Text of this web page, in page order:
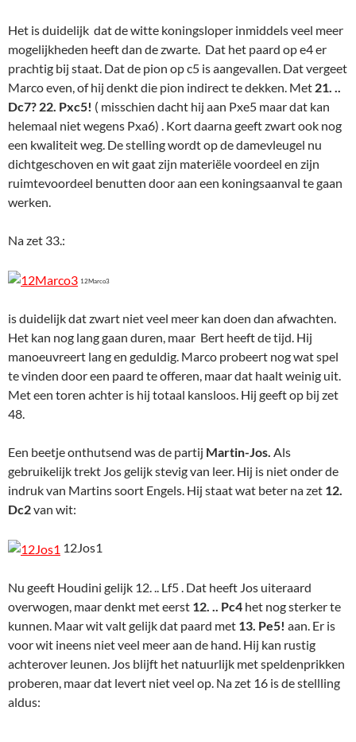
Het is duidelijk dat de witte koningsloper inmiddels veel meer
mogelijkheden heeft dan de zwarte. Dat het paard op e4 er
prachtig bij staat. Dat de pion op c5 is aangevallen. Dat vergeet
Marco even, of hij denkt die pion indirect te dekken. Met 21. ..
Dc7? 22. Pxc5! ( misschien dacht hij aan Pxe5 maar dat kan
helemaal niet wegens Pxa6) . Kort daarna geeft zwart ook nog
een kwaliteit weg. De stelling wordt op de damevleugel nu
dichtgeschoven en wit gaat zijn materiële voordeel en zijn
ruimtevoordeel benutten door aan een koningsaanval te gaan
werken.
Na zet 33.:
12Marco3
is duidelijk dat zwart niet veel meer kan doen dan afwachten.
Het kan nog lang gaan duren, maar Bert heeft de tijd. Hij
manoeuvreert lang en geduldig. Marco probeert nog wat spel
te vinden door een paard te offeren, maar dat haalt weinig uit.
Met een toren achter is hij totaal kansloos. Hij geeft op bij zet
48.
Een beetje onthutsend was de partij Martin-Jos. Als
gebruikelijk trekt Jos gelijk stevig van leer. Hij is niet onder de
indruk van Martins soort Engels. Hij staat wat beter na zet 12.
Dc2van wit:
12Jos1
Nu geeft Houdini gelijk 12. .. Lf5 . Dat heeft Jos uiteraard
overwogen, maar denkt met eerst 12. .. Pc4 het nog sterker te
kunnen. Maar wit valt gelijk dat paard met 13. Pe5! aan. Er is
voor wit ineens niet veel meer aan de hand. Hij kan rustig
achterover leunen. Jos blijft het natuurlijk met speldenprikken
proberen, maar dat levert niet veel op. Na zet 16 is de stellling
aldus: